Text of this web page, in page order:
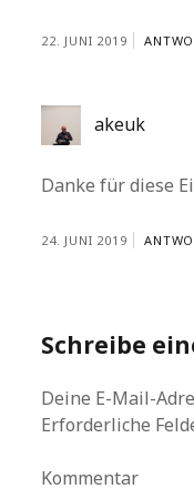
22. JUNI 2019
akeuk
Danke für diese
24. JUNI 2019
Schreibe
Deine E-Mail-
Erforderliche
Kommentar